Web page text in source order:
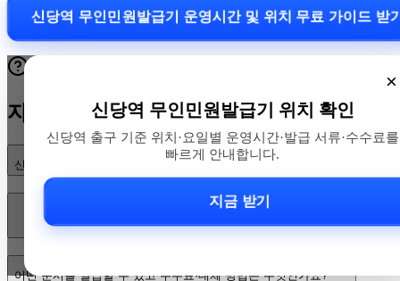
신당역 무인민원발급기 운영시간 및 위치 무료 가이드 받
×
신당역 무인민원발급기 위치 확인
신당역 출구 기준 위치·요일별 운영시간·발급 서류·수수료를
빠르게 안내합니다.
지금 받기
자주 묻는 질문
신당역 무인민원발급기 위치는 어디인가요?
운영시간은 24시간인가요? 평일·주말·공휴일에도 이용할 수 있나요?
어떤 문서를 발급할 수 있고 수수료·대체 방법은 무엇인가요?